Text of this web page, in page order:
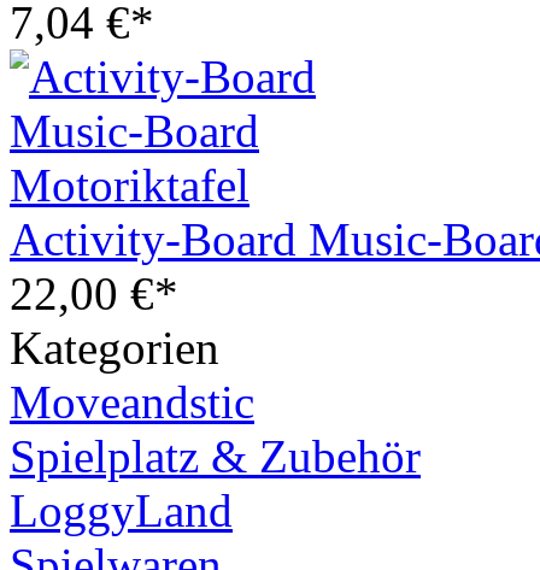
7,04 €*
Activity-Board Music-
22,00 €*
Kategorien
Moveandstic
Spielplatz & Zubehör
LoggyLand